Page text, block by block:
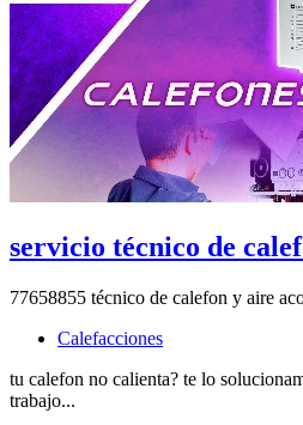
servicio técnico de
77658855 técnico de calefon y aire
Calefacciones
tu calefon no calienta? te lo
trabajo...